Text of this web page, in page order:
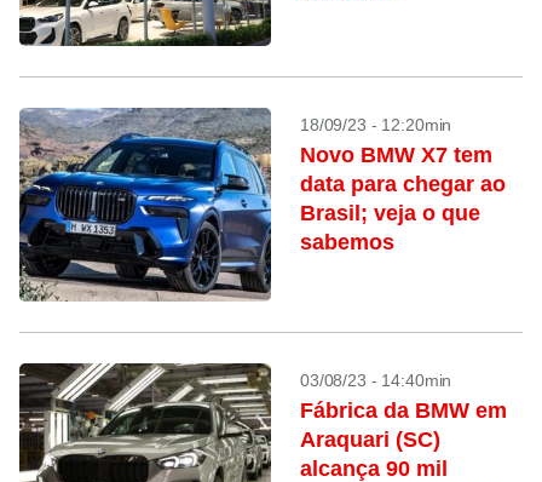
18/09/23 - 12:20min
Novo BMW X7 tem
data para chegar ao
Brasil; veja o que
sabemos
03/08/23 - 14:40min
Fábrica da BMW em
Araquari (SC)
alcança 90 mil